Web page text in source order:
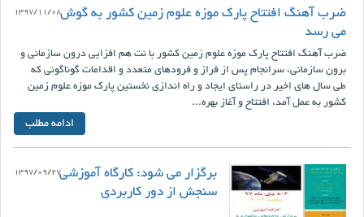
ضرب آهنگ افتتاح پارک موزه علوم زمین کشور به گوش
می رسد
ضرب آهنگ افتتاح پارک موزه علوم زمین کشور با نت هم افزایی درون سازمانی و
برون سازمانی، سرانجام پس از فراز و فرودهای متعدد و اقدامات گوناگونی که
طی سال های اخیر در راستای ایجاد و راه اندازی نخستین پارک موزه علوم زمین
کشور به عمل آمد، افتتاح و آغاز بهره...
ادامه مطلب
1397/11/08
برگزار می شود: کارگاه آموزشی
سنجش از دور کاربردی
1397/09/27